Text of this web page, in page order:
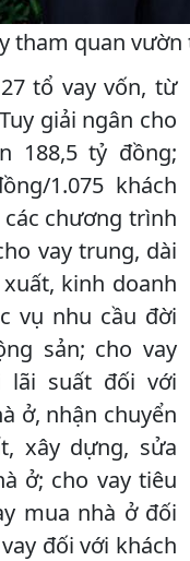
tham quan
tổ vay vốn, từ
giải ngân cho
188,5 tỷ đồng;
1.075 khách
chương trình
vay trung, dài
kinh doanh
vụ nhu cầu đời
sản; cho vay
lãi suất đối với
ở, nhận chuyển
xây dựng, sửa
ở; cho vay tiêu
mua nhà ở đối
đối với khách